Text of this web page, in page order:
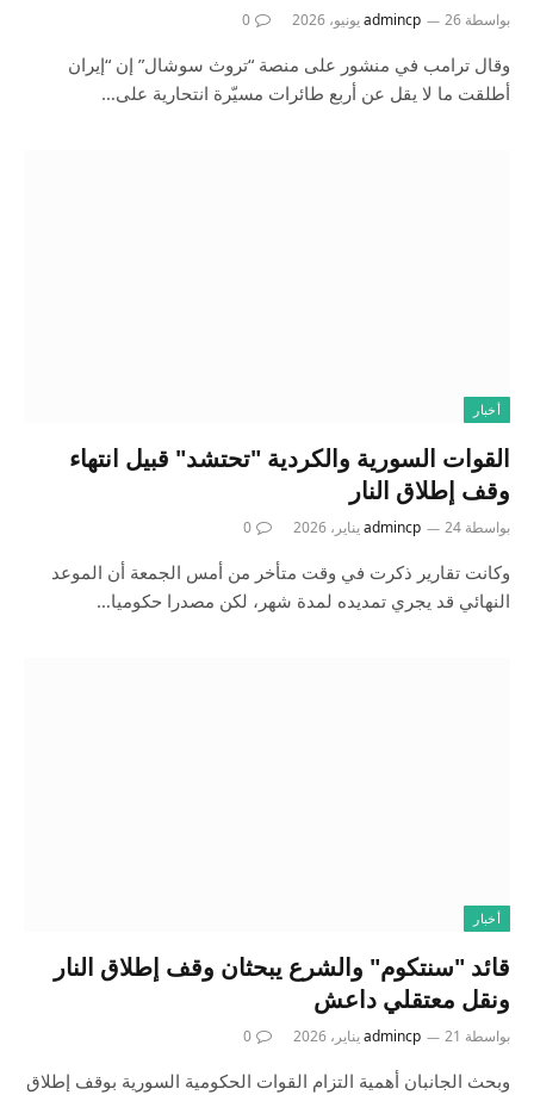
بواسطة admincp 26 يونيو، 2026 0
وقال ترامب في منشور على منصة “تروث سوشال” إن “إيران
أطلقت ما لا يقل عن أربع طائرات مسيّرة انتحارية على…
أخبار
القوات السورية والكردية "تحتشد" قبيل انتهاء
وقف إطلاق النار
بواسطة admincp 24 يناير، 2026 0
وكانت تقارير ذكرت في وقت متأخر من أمس الجمعة أن الموعد
النهائي قد يجري تمديده لمدة شهر، لكن مصدرا حكوميا…
أخبار
قائد "سنتكوم" والشرع يبحثان وقف إطلاق النار
ونقل معتقلي داعش
بواسطة admincp 21 يناير، 2026 0
وبحث الجانبان أهمية التزام القوات الحكومية السورية بوقف إطلاق